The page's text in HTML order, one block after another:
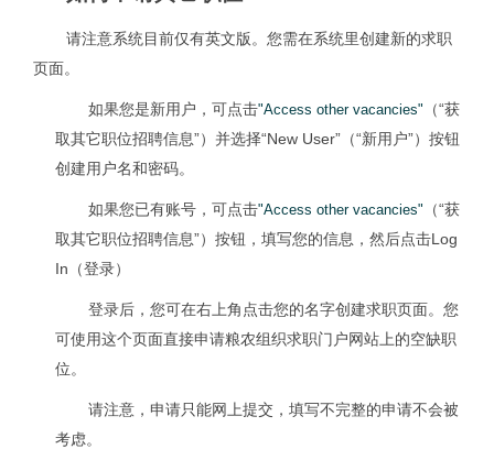
请注意系统目前仅有英文版。您需在系统里创建新的求职
页面。
如果您是新用户，可点击"Access other vacancies" （“获
取其它职位招聘信息”）并选择“New User”（“新用户”）按钮
创建用户名和密码。
如果您已有账号，可点击"Access other vacancies" （“获
取其它职位招聘信息”）按钮，填写您的信息，然后点击Log
In（登录）
登录后，您可在右上角点击您的名字创建求职页面。您
可使用这个页面直接申请粮农组织求职门户网站上的空缺职
位。
请注意，申请只能网上提交，填写不完整的申请不会被
考虑。